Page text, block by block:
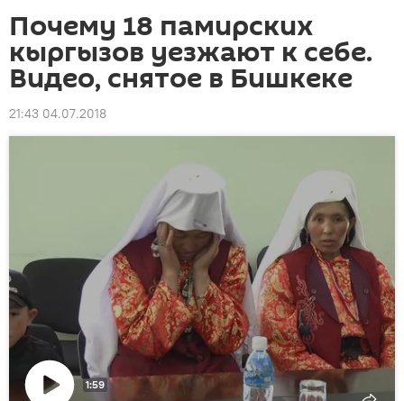
Почему 18 памирских
кыргызов уезжают к себе.
Видео, снятое в Бишкеке
21:43 04.07.2018
1:59